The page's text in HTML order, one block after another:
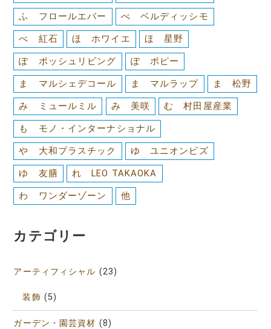
ふ フロールエバー べ ベルディッシモ
べ 紅石 ほ ホワイエ ほ 星野
ぽ ポッシュリビング ぽ ポピー
ま マルシェデコール ま マルラップ ま 松野
み ミュールミル み 美咲 む 村田屋産業
も モノ・インターナショナル
や 大和プラスチック ゆ ユニオンビズ
ゆ 友膳 れ LEO TAKAOKA
わ ワンダーゾーン 他
カテゴリー
アーティフィシャル (23)
装飾 (5)
ガーデン・園芸資材 (8)